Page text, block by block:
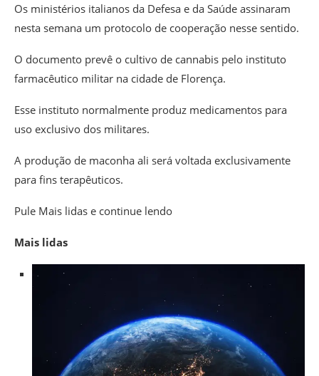
Os ministérios italianos da Defesa e da Saúde assinaram
nesta semana um protocolo de cooperação nesse sentido.
O documento prevê o cultivo de cannabis pelo instituto
farmacêutico militar na cidade de Florença.
Esse instituto normalmente produz medicamentos para
uso exclusivo dos militares.
A produção de maconha ali será voltada exclusivamente
para fins terapêuticos.
Pule Mais lidas e continue lendo
Mais lidas